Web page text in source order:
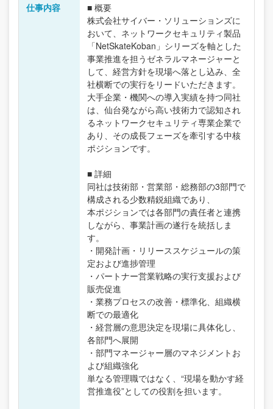
仕事内容
■ 概要
株式会社サイバー・ソリューションズに
おいて、ネットワークセキュリティ製品
「NetSkateKoban」シリーズを軸とした
事業推進を担うゼネラルマネージャーと
して、経営方針を現場へ落とし込み、全
社横断での実行をリードいただきます。
大手企業・機関への導入実績を持つ同社
は、仙台発ながら高い技術力で認知され
るネットワークセキュリティ専業企業で
あり、その成長フェーズを牽引する中核
ポジションです。
■ 詳細
同社は技術部・営業部・総務部の3部門で
構成される少数精鋭組織であり、
本ポジションでは各部門の責任者と連携
しながら、事業計画の遂行を統括しま
す。
・開発計画・リリーススケジュールの策
定および進捗管理
・パートナー営業戦略の実行支援および
販売促進
・業務プロセスの改善・標準化、組織横
断での最適化
・経営層の意思決定を現場に具体化し、
各部門へ展開
・部門マネージャー層のマネジメントお
よび組織強化
単なる管理職ではなく、“現場を動かす経
営推進役”としての役割を担います。